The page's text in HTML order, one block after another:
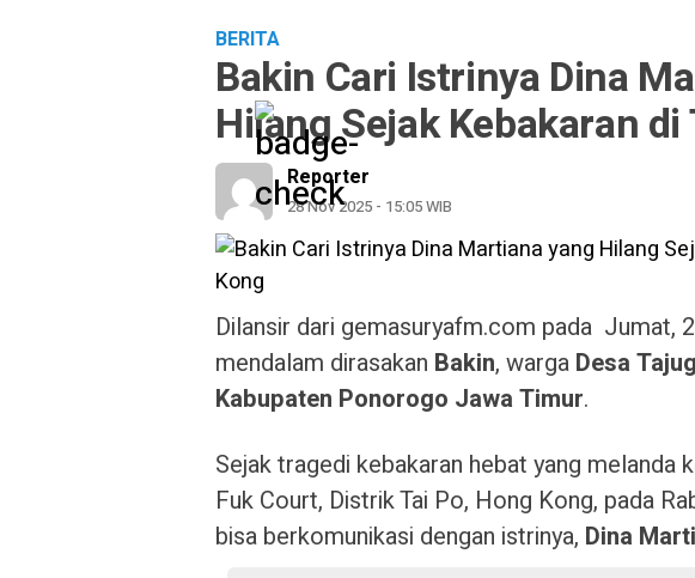
BERITA
Bakin Cari Istrinya Dina
Hilang Sejak Kebakaran
Reporter
28 Nov 2025 - 15:05 WIB
Dilansir dari gemasuryafm.com pada Jumat,
mendalam dirasakan Bakin, warga Desa
Kabupaten Ponorogo Jawa Timur.
Sejak tragedi kebakaran hebat yang melanda
Fuk Court, Distrik Tai Po, Hong Kong, pada
bisa berkomunikasi dengan istrinya, Dina